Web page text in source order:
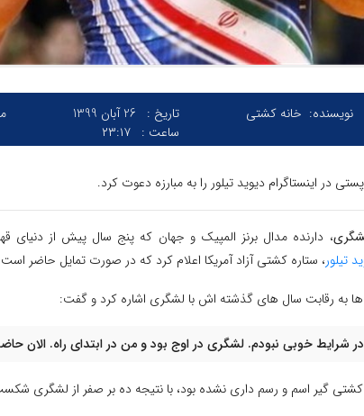
نویسنده: خانه کشتی تاریخ :
26 آبان 1399
ساعت : ۲۳:۱۷
در اینستاگرام دیوید تیلور را به مبارزه دعوت کرد.
، دارنده مدال برنز المپیک و جهان که پنج سال پیش از دنیای
تیلور، ستاره کشتی آزاد آمریکا اعلام کرد که در صورت تمایل حاضر
ها به رقابت سال های گذشته اش با لشگری اشاره کرد و گفت:
شرایط خوبی نبودم. لشگری در اوج بود و من در ابتدای راه. الان
گیر اسم و رسم داری نشده بود، با نتیجه ده بر صفر از لشگری